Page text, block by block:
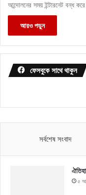
আন্দোলনের সময় ইন্টারনেট বন্ধ
আরও পড়ুন
ফেসবুকে সাথে থাকুন
সর্বশেষ সংবাদ
৫